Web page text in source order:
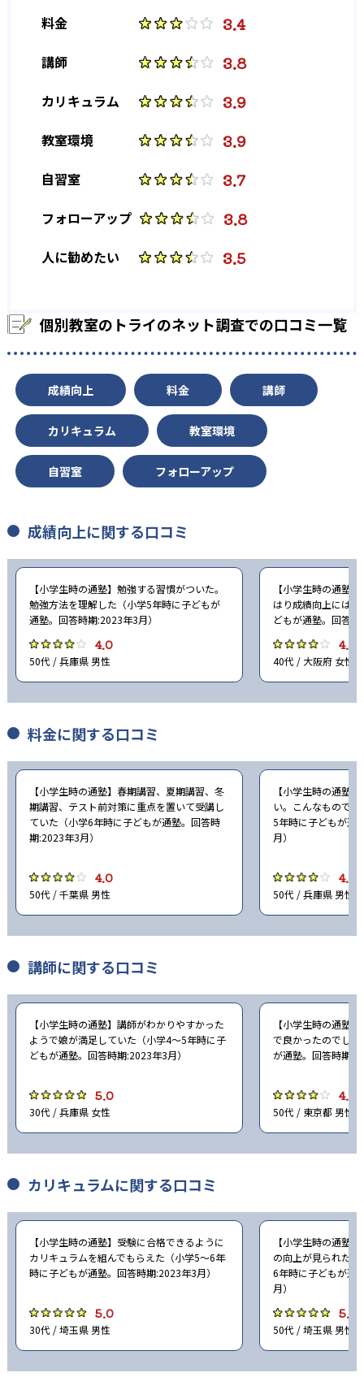
横浜国立大学 - 金沢大学 -
大阪公立大学 - 千葉大学 -
東京都立大学 - 古屋市立大学 -
京都府立大学 岡山大学
広島大学 - 信州大学 -
- -
同志社大学 - 立命館大学
東京理科大学 -
- -
法政大学 - 関西学院大学
関西大学 - 日本大学
専修大学 京都産業大学
※合格年の明記はなし
他、多数合格、実績は累計
料金 3.4
講師 3.8
カリキュラム 3.9
教室環境 3.9
自習室 3.7
フォローアップ 3.8
人に勧めたい 3.5
個別教室のトライのネット調査での口コミ一覧
成績向上 料金 講師
カリキュラム 教室環境
自習室 フォローアップ
成績向上に関する口コミ
【小学生時の通塾】勉強する習慣がついた。
勉強方法を理解した（小学5年時に子どもが
通塾。回答時期:2023年3月）
4.0
50代 / 兵庫県 男性
【小学生時の通塾
はり成績向上には
どもが通塾。回答
4.0
40代 / 大阪府 女性
料金に関する口コミ
【小学生時の通塾】春期講習、夏期講習、冬
期講習、テスト前対策に重点を置いて受講し
ていた（小学6年時に子どもが通塾。回答時
期:2023年3月）
4.0
50代 / 千葉県 男性
【小学生時の通塾
い。こんなもので
5年時に子どもが通
月）
4.0
50代 / 兵庫県 男性
講師に関する口コミ
【小学生時の通塾】講師がわかりやすかった
ようで娘が満足していた（小学4〜5年時に子
どもが通塾。回答時期:2023年3月）
5.0
30代 / 兵庫県 女性
【小学生時の通塾
で良かったのでし
が通塾。回答時期
4.0
50代 / 東京都 男性
カリキュラムに関する口コミ
【小学生時の通塾】受験に合格できるように
カリキュラムを組んでもらえた（小学5〜6年
時に子どもが通塾。回答時期:2023年3月）
5.0
30代 / 埼玉県 男性
【小学生時の通塾
の向上が見られた
6年時に子どもが通
月）
5.0
50代 / 埼玉県 男性